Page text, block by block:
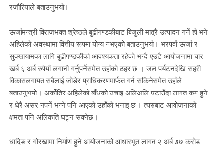
रजौरियाले बताउनुभयो।
ऊर्जामन्त्री विराजभक्त श्रेष्ठले बुढीगण्डकीबाट बिजुली मात्रै उत्पादन गर्ने हो भने
अहिलेको अवस्थामा वित्तीय रूपमा योग्य नभएको बताउनुभयो। भरपर्दो ऊर्जा र
सुक्खायामका लागि बुढीगण्डकीको आवश्यकता रहेको भन्दै एउटै आयोजनामा चार
खर्ब ६ अर्ब रुपैयाँ लगानी गर्नुपर्नेसमेत उहाँको ठहर छ । जल पर्यटनदेखि सहरी
विकासलगायत सबैलाई जोडेर प्राधिकरणमार्फत गर्न सकिनेसमेत उहाँले
बताउनुभयो । अर्कोतिर अहिलेको बाँधको उचाइ अलिअलि घटाउँदा लागत कम हुने
र धेरै असर नपर्ने भन्ने पनि आएको उहाँको भनाइ छ । त्यसबाट आयोजनाको
क्षमता पनि अलिकति घट्न सक्नेछ।
धादिङ र गोरखामा निर्माण हुने आयोजनाको आधारभूत लागत २ अर्ब ७७ करोड